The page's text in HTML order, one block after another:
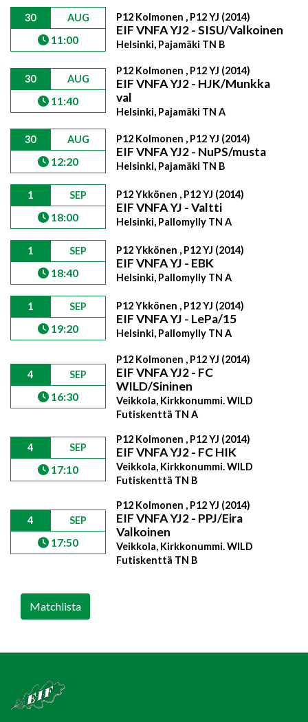
30 AUG
11:00
P12 Kolmonen , P12 YJ (2014)
EIF VNFA YJ2 - SISU/Valkoinen
Helsinki, Pajamäki TN B
30 AUG
11:40
P12 Kolmonen , P12 YJ (2014)
EIF VNFA YJ2 - HJK/Munkka
val
Helsinki, Pajamäki TN A
30 AUG
12:20
P12 Kolmonen , P12 YJ (2014)
EIF VNFA YJ2 - NuPS/musta
Helsinki, Pajamäki TN B
1 SEP
18:00
P12 Ykkönen , P12 YJ (2014)
EIF VNFA YJ - Valtti
Helsinki, Pallomylly TN A
1 SEP
18:40
P12 Ykkönen , P12 YJ (2014)
EIF VNFA YJ - EBK
Helsinki, Pallomylly TN A
1 SEP
19:20
P12 Ykkönen , P12 YJ (2014)
EIF VNFA YJ - LePa/15
Helsinki, Pallomylly TN A
4 SEP
16:30
P12 Kolmonen , P12 YJ (2014)
EIF VNFA YJ2 - FC
WILD/Sininen
Veikkola, Kirkkonummi. WILD
Futiskenttä TN A
4 SEP
17:10
P12 Kolmonen , P12 YJ (2014)
EIF VNFA YJ2 - FC HIK
Veikkola, Kirkkonummi. WILD
Futiskenttä TN B
4 SEP
17:50
P12 Kolmonen , P12 YJ (2014)
EIF VNFA YJ2 - PPJ/Eira
Valkoinen
Veikkola, Kirkkonummi. WILD
Futiskenttä TN B
Matchlista